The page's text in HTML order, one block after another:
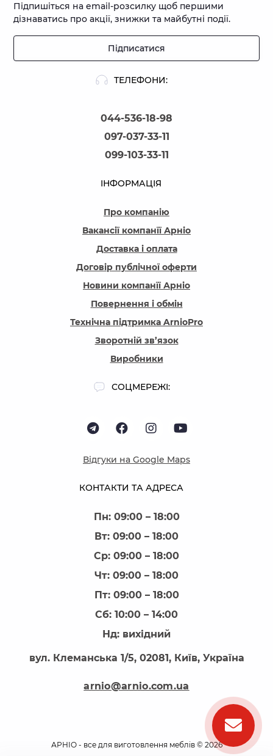
ТЕЛЕФОНИ:
044-536-18-98
097-037-33-11
099-103-33-11
Підпишіться на email-розсилку щоб першими
дізнаватись про акції, знижки та майбутні події.
Підписатися
КОНТАКТИ ТА АДРЕСА
Пн: 09:00 – 18:00
Вт: 09:00 – 18:00
Ср: 09:00 – 18:00
Чт: 09:00 – 18:00
Пт: 09:00 – 18:00
Сб: 10:00 – 14:00
Нд: вихідний
вул. Клеманська 1/5, 02081, Київ, Україна
arnio@arnio.com.ua
ІНФОРМАЦІЯ
Про компанію
Вакансії компанїї Арніо
Доставка і оплата
Договір публічної оферти
Новини компанїї Арніо
Повернення і обмін
Технічна підтримка ArnioPro
Зворотній зв’язок
Виробники
СОЦМЕРЕЖІ:
Відгуки на Google Maps
АРНІО - все для виготовлення меблів © 2026